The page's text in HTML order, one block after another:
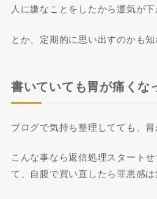
人に嫌なことをしたから運気が
とか、定期的に思い出すのかも知
書いていても胃が痛くな
ブログで気持ち整理してても、胃
こんな事なら返信処理スタート
て、自腹で買い直したら罪悪感